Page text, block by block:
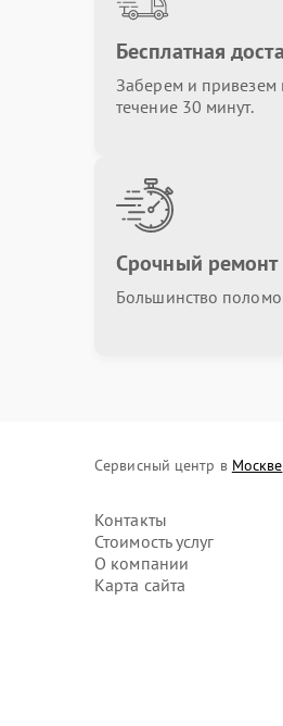
Бесплатная
Заберем и привезем
течение 30 минут.
Срочный ремонт
Большинство
Сервисный центр в Москве
Контакты
Стоимость услуг
О компании
Карта сайта